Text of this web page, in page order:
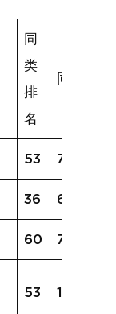
同
类
排
名
同类均值
53 74%
36 67.0g
60 720kJ
53 19.4g